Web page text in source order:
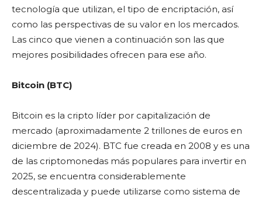
tecnología que utilizan, el tipo de encriptación, así
como las perspectivas de su valor en los mercados.
Las cinco que vienen a continuación son las que
mejores posibilidades ofrecen para ese año.
Bitcoin (BTC)
Bitcoin es la cripto líder por capitalización de
mercado (aproximadamente 2 trillones de euros en
diciembre de 2024). BTC fue creada en 2008 y es una
de las criptomonedas más populares para invertir en
2025, se encuentra considerablemente
descentralizada y puede utilizarse como sistema de